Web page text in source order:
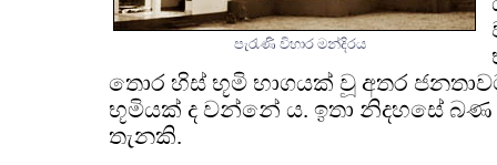
පැරැණි විහාර මන්දිරය
තොර හිස් භූමි භාගයක් වූ අතර
භූමියක් ද වන්නේ ය. ඉතා නිදහසේ බණ
තැනකි.